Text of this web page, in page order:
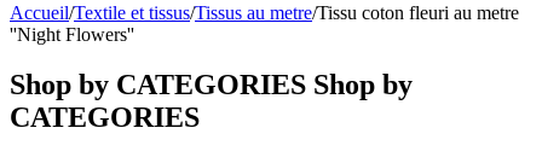
Accueil/Textile et tissus/Tissus au metre/Tissu coton fleuri au metre
''Night Flowers''
Shop by CATEGORIES Shop by
CATEGORIES